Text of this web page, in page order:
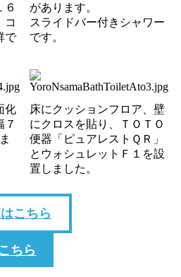
６
コ
で
があります。
スライドバー付きシャワー
です。
化
７
床にクッションフロア、壁
にクロスを貼り、ＴＯＴＯ
便器「ピュアレストＱＲ」
とウォシュレットＦ１を設
置しました。
こちら
ちら